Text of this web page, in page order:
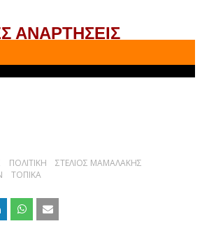
ΑΝΑΡΤΗΣΕΙΣ
ΠΟΛΙΤΙΚΗ
ΣΤΕΛΙΟΣ ΜΑΜΑΛΑΚΗΣ
ΤΟΠΙΚΑ